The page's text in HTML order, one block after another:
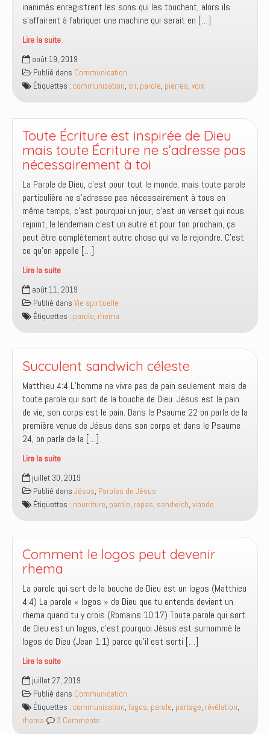
inanimés enregistrent les sons qui les touchent, alors ils
s’affairent à fabriquer une machine qui serait en […]
Lire la suite
Les
pierres
tonitruantes
août 19, 2019
Publié dans Communication
Étiquettes : communication, cri, parole, pierres, voix
Toute Écriture est inspirée de Dieu
mais toute Écriture ne s’adresse pas
nécessairement à toi
La Parole de Dieu, c’est pour tout le monde, mais toute parole
particulière ne s’adresse pas nécessairement à tous en
même temps, c’est pourquoi un jour, c’est un verset qui nous
rejoint, le lendemain c’est un autre et pour ton prochain, ça
peut être complètement autre chose qui va le rejoindre. C’est
ce qu’on appelle […]
Lire la suite
Toute
Écriture
est
inspirée
Dieu
mais
Écriture
ne
s’adresse
pas
nécessairement
à
août 11, 2019
Publié dans Vie spirituelle
Étiquettes : parole, rhema
Succulent sandwich céleste
Matthieu 4:4 L’homme ne vivra pas de pain seulement mais de
toute parole qui sort de la bouche de Dieu. Jésus est le pain
de vie, son corps est le pain. Dans le Psaume 22 on parle de la
première venue de Jésus dans son corps et dans le Psaume
24, on parle de la […]
Lire la suite
Succulent
sandwich
céleste
juillet 30, 2019
Publié dans Jésus, Paroles de Jésus
Étiquettes : nourriture, parole, repas, sandwich, viande
Comment le logos peut devenir
rhema
La parole qui sort de la bouche de Dieu est un logos (Matthieu
4:4) La parole « logos » de Dieu que tu entends devient un
rhema quand tu y crois (Romains 10:17) Toute parole qui sort
de Dieu est un logos, c’est pourquoi Jésus est surnommé le
logos de Dieu (Jean 1:1) parce qu’il est sorti […]
Lire la suite
Comment
le
logos
peut
devenir
juillet 27, 2019
Publié dans Communication
Étiquettes : communication, logos, parole, partage, révélation,
rhema
3 Comments